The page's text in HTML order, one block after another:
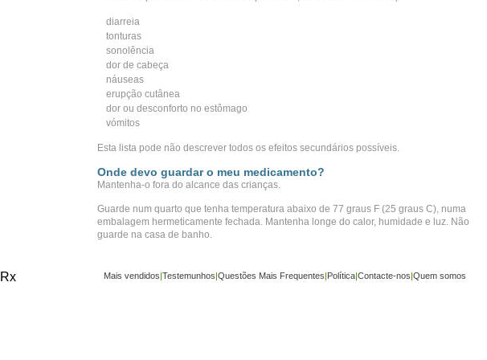
diarreia
tonturas
sonolência
dor de cabeça
náuseas
erupção cutânea
dor ou desconforto no estômago
vómitos
Esta lista pode não descrever todos os efeitos secundários possíveis.
Onde devo guardar o meu medicamento?
Mantenha-o fora do alcance das crianças.
Guarde num quarto que tenha temperatura abaixo de 77 graus F (25 graus C), numa
embalagem hermeticamente fechada. Mantenha longe do calor, humidade e luz. Não
guarde na casa de banho.
Mais vendidos|Testemunhos|Questões Mais Frequentes|Política|Contacte-nos|Quem somos